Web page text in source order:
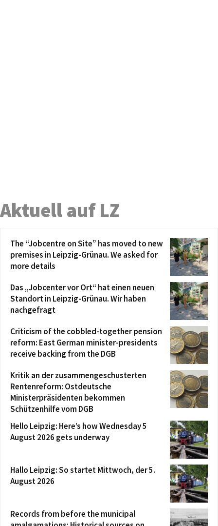
Aktuell auf LZ
The “Jobcentre on Site” has moved to new
premises in Leipzig-Grünau. We asked for
more details
Das „Jobcenter vor Ort“ hat einen neuen
Standort in Leipzig-Grünau. Wir haben
nachgefragt
Criticism of the cobbled-together pension
reform: East German minister-presidents
receive backing from the DGB
Kritik an der zusammengeschusterten
Rentenreform: Ostdeutsche
Ministerpräsidenten bekommen
Schützenhilfe vom DGB
Hello Leipzig: Here’s how Wednesday 5
August 2026 gets underway
Hallo Leipzig: So startet Mittwoch, der 5.
August 2026
Records from before the municipal